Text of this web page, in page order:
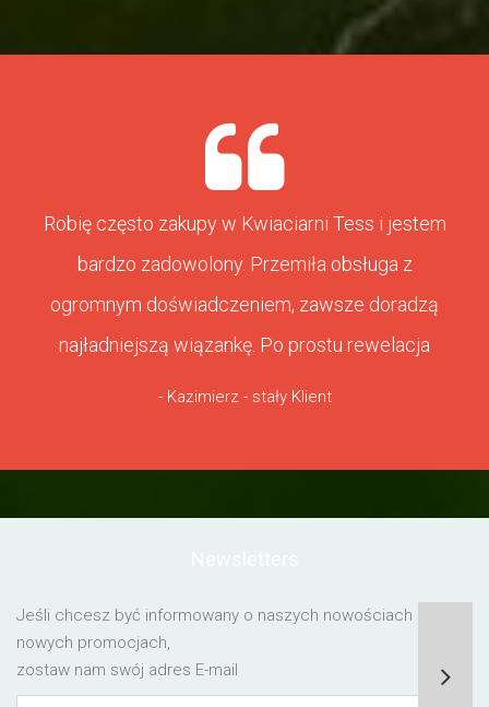
Robię często zakupy w Kwiaciarni Tess i jestem
bardzo zadowolony. Przemiła obsługa z
ogromnym doświadczeniem, zawsze doradzą
najładniejszą wiązankę. Po prostu rewelacja
- Kazimierz - stały Klient
Jeśli chcesz być informowany o naszych nowościach lub o
nowych promocjach,
zostaw nam swój adres E-mail